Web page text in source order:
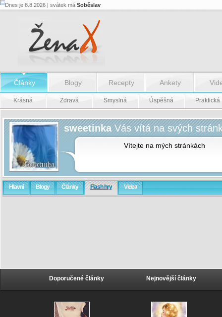
Dnes je 8.8.2026 | svátek má Soběslav
Články Blogy Recepty Ankety
Krásná Zdravá Smyslná Úspěšná Praktická
sweetinka Vás vítá na svých
Vítejte na mých stránkách
Hlavní Blogy Články Flash hry Videa
Doporučené články Nejnovější články